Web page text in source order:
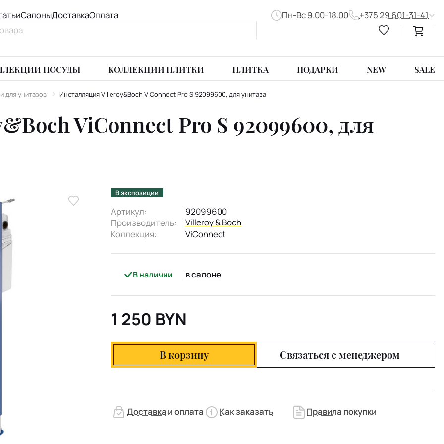
СалоныДоставкаОплата Пн-Вс 9.00-18.00 +375 29 601-31-41
ПОСУДЫ КОЛЛЕКЦИИ ПЛИТКИ ПЛИТКА ПОДАРКИ NEW SALE
для унитазов Инсталляция Villeroy&Boch ViConnect Pro S 92099600, для унитаза
ViConnect Pro S 92099600, для
В экспозиции
Артикул:
92099600
Производитель:
Villeroy & Boch
Коллекция:
ViConnect
В наличии в салоне
1 250 BYN
В корзину Связаться с менеджером
Доставка и оплата Как заказать Правила покупки